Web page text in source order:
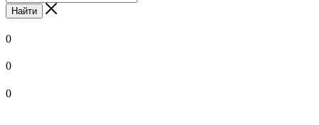
Найти
0
0
0